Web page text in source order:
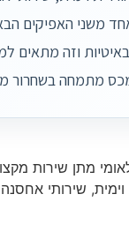
משני האפיקים
וזה מתאים
מתמחה בשחרור
מתן שירות
וימית, שירותי